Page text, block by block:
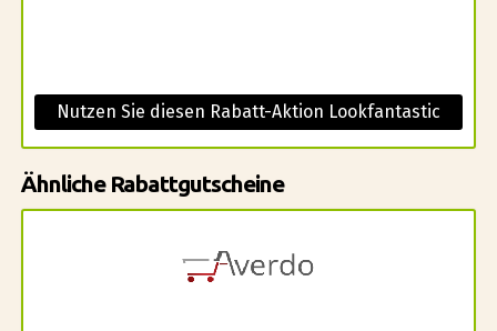
Nutzen Sie diesen Rabatt-Aktion Lookfantastic
Ähnliche Rabattgutscheine